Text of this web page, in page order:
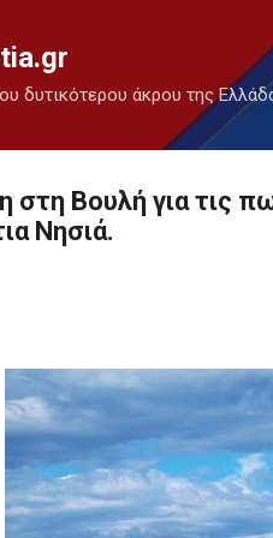
δυτικότερου άκρου της
στη Βουλή για τις
Νησιά.